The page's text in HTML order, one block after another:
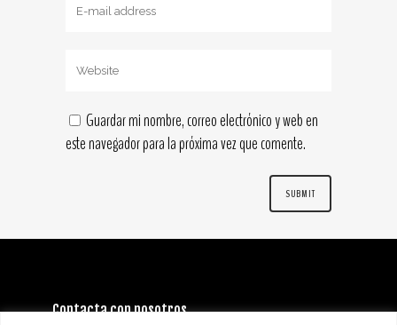
Guardar mi nombre, correo electrónico y web en
este navegador para la próxima vez que comente.
Contacta con nosotros